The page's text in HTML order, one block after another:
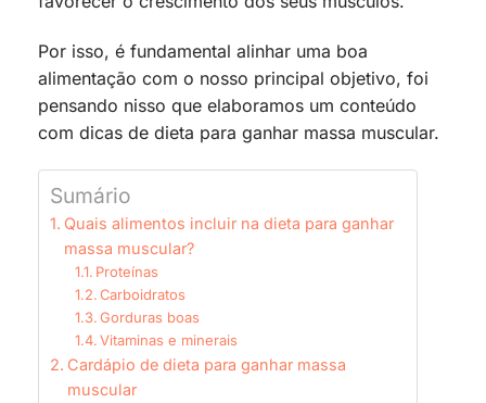
Por isso, é fundamental alinhar uma boa
alimentação com o nosso principal objetivo, foi
pensando nisso que elaboramos um conteúdo
com dicas de dieta para ganhar massa muscular.
Sumário
Quais alimentos incluir na dieta para ganhar
massa muscular?
Proteínas
Carboidratos
Gorduras boas
Vitaminas e minerais
Cardápio de dieta para ganhar massa
muscular